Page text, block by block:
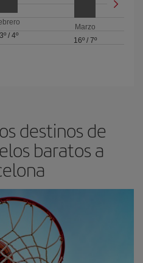
/ 4º
Marzo
16º/ 7º
destinos de
baratos a